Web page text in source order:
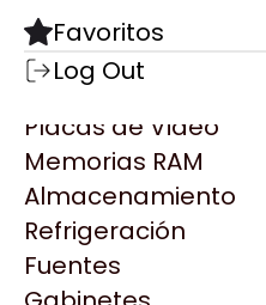
Componentes
Motherboards
Microprocesadores
Placas de Video
Memorias RAM
Almacenamiento
Refrigeración
Fuentes
Todas las Marcas
AMD
AULA
Acer
Adata
AeroCool
Antec
Destacadas
Favoritos
Log Out